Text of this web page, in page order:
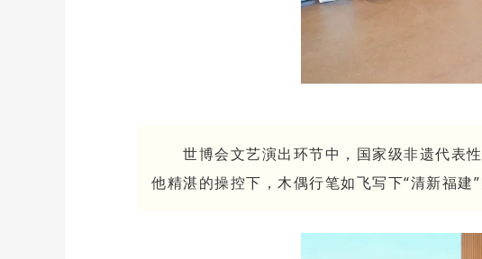
世博会文艺演出环节中，国家级非遗代表
他精湛的操控下，木偶行笔如飞写下“清新福建